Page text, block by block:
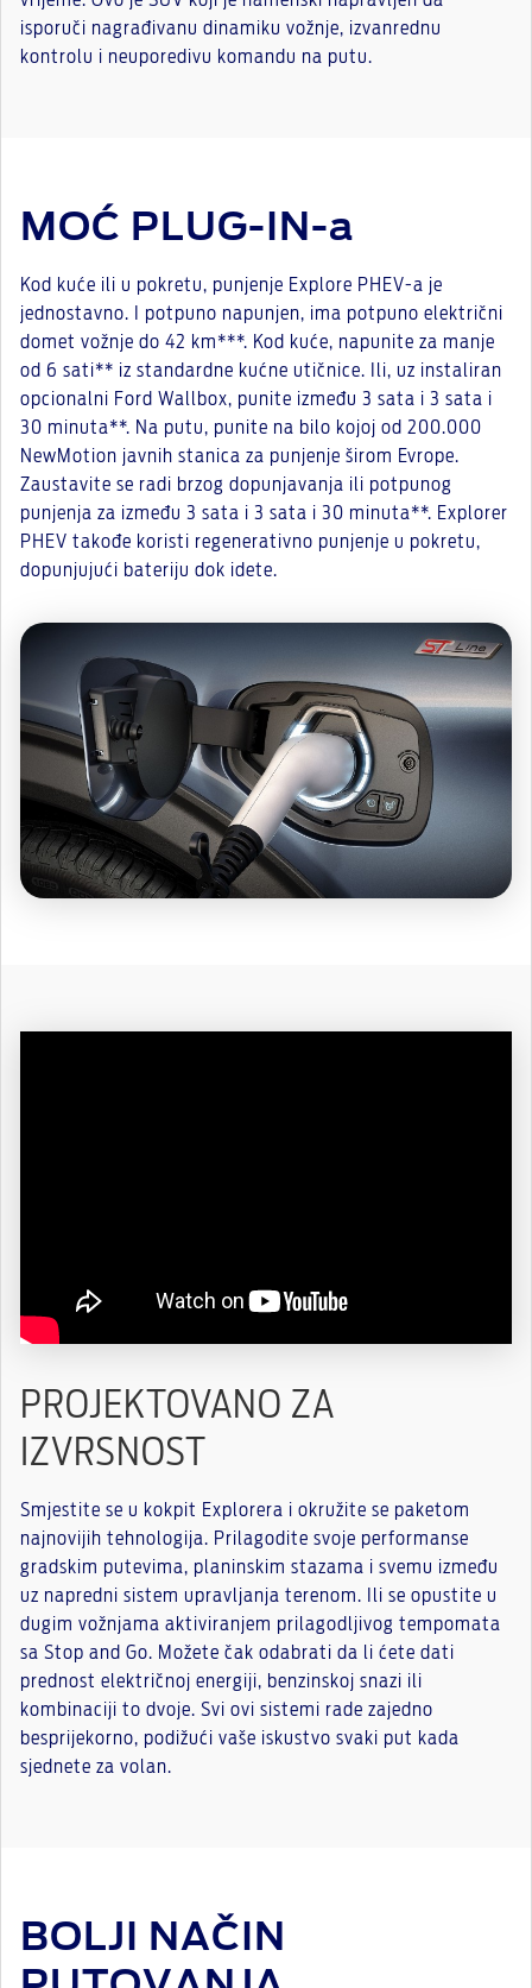
isporuči nagrađivanu dinamiku vožnje, izvanrednu
kontrolu i neuporedivu komandu na putu.
MOĆ PLUG-IN-a
Kod kuće ili u pokretu, punjenje Explore PHEV-a je
jednostavno. I potpuno napunjen, ima potpuno električni
domet vožnje do 42 km***. Kod kuće, napunite za manje
od 6 sati** iz standardne kućne utičnice. Ili, uz instaliran
opcionalni Ford Wallbox, punite između 3 sata i 3 sata i
30 minuta**. Na putu, punite na bilo kojoj od 200.000
NewMotion javnih stanica za punjenje širom Evrope.
Zaustavite se radi brzog dopunjavanja ili potpunog
punjenja za između 3 sata i 3 sata i 30 minuta**. Explorer
PHEV takođe koristi regenerativno punjenje u pokretu,
dopunjujući bateriju dok idete.
PROJEKTOVANO ZA
IZVRSNOST
Smjestite se u kokpit Explorera i okružite se paketom
najnovijih tehnologija. Prilagodite svoje performanse
gradskim putevima, planinskim stazama i svemu između
uz napredni sistem upravljanja terenom. Ili se opustite u
dugim vožnjama aktiviranjem prilagodljivog tempomata
sa Stop and Go. Možete čak odabrati da li ćete dati
prednost električnoj energiji, benzinskoj snazi ​​ili
kombinaciji to dvoje. Svi ovi sistemi rade zajedno
besprijekorno, podižući vaše iskustvo svaki put kada
sjednete za volan.
BOLJI NAČIN